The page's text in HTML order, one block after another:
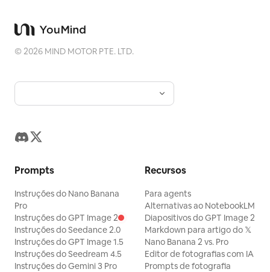
©2026 MIND MOTOR PTE. LTD.
Prompts
Instruções do Nano Banana
Pro
Instruções do GPT Image 2
Instruções do Seedance 2.0
Instruções do GPT Image 1.5
Instruções do Seedream 4.5
Instruções do Gemini 3 Pro
Recursos
Para agents
Alternativas ao NotebookLM
Diapositivos do GPT Image 2
Markdown para artigo do 𝕏
Nano Banana 2 vs. Pro
Editor de fotografias com IA
Prompts de fotografia